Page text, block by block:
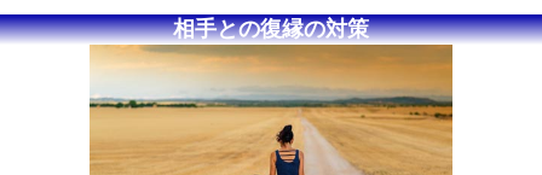
相手との復縁の対策